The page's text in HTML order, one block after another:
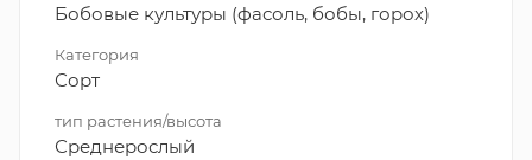
Бобовые культуры (фасоль, бобы, горох)
Категория
Сорт
тип растения/высота
Среднерослый